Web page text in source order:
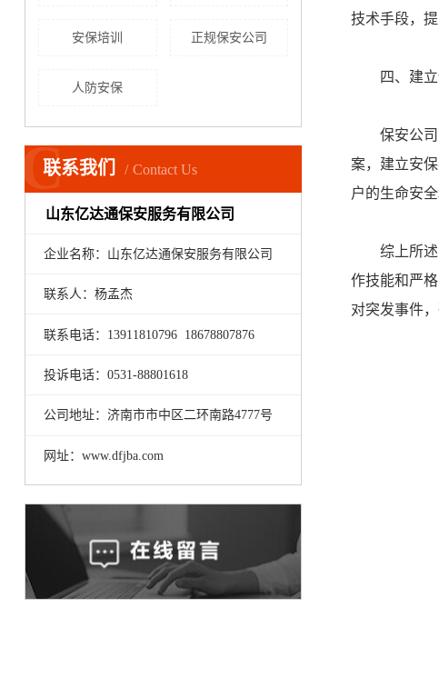
安保培训 正规保安公司
人防安保
联系我们 Contact Us
C
山东亿达通保安服务有限公司
企业名称：山东亿达通保安服务有限公司
联系人：杨孟杰
联系电话：13911810796 18678807876
投诉电话：0531-88801618
公司地址：济南市市中区二环南路4777号
网址：www.dfjba.com
技术手段，
四、建
保安公
案，建立安
户的生命安
综上所
作技能和严
对突发事件